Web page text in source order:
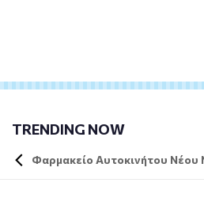
TRENDING NOW
Φαρμακείο Αυτοκινήτου Νέου